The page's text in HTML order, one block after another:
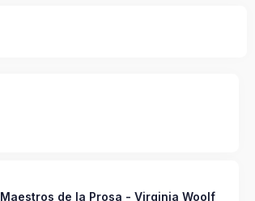
Maestros de la Prosa - Virginia Woolf